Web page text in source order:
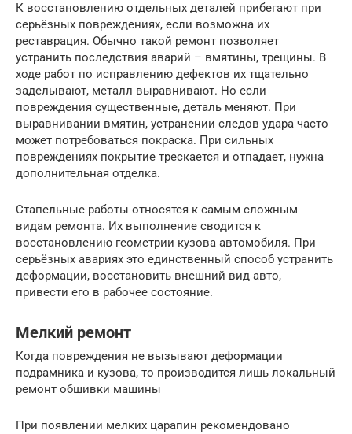
К восстановлению отдельных деталей прибегают при
серьёзных повреждениях, если возможна их
реставрация. Обычно такой ремонт позволяет
устранить последствия аварий – вмятины, трещины. В
ходе работ по исправлению дефектов их тщательно
заделывают, металл выравнивают. Но если
повреждения существенные, деталь меняют. При
выравнивании вмятин, устранении следов удара часто
может потребоваться покраска. При сильных
повреждениях покрытие трескается и отпадает, нужна
дополнительная отделка.
Стапельные работы относятся к самым сложным
видам ремонта. Их выполнение сводится к
восстановлению геометрии кузова автомобиля. При
серьёзных авариях это единственный способ устранить
деформации, восстановить внешний вид авто,
привести его в рабочее состояние.
Мелкий ремонт
Когда повреждения не вызывают деформации
подрамника и кузова, то производится лишь локальный
ремонт обшивки машины
При появлении мелких царапин рекомендовано